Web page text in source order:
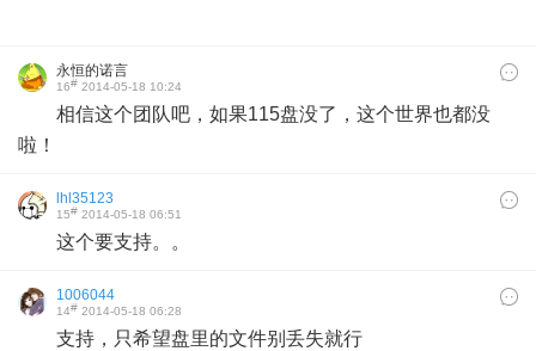
永恒的诺言
16# 2014-05-18 10:24
相信这个团队吧，如果115盘没了，这个世界也都没
啦！
lhl35123
15# 2014-05-18 06:51
这个要支持。。
1006044
14# 2014-05-18 06:28
支持，只希望盘里的文件别丢失就行